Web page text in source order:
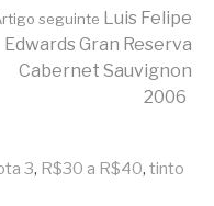
seguinte Luis Felipe
Edwards Gran Reserva
Cabernet Sauvignon
2006
3, R$30 a R$40, tinto